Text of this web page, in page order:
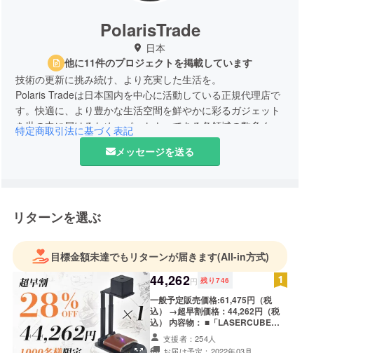
PolarisTrade
日本
他に11件のプロジェクトを掲載しています
技術の更新に挑み続け、より充実した生活を。
Polaris Tradeは日本国内を中心に活動している正規代理店で
す。快適に、より豊かな生活空間を鮮やかに彩るガジェット
を世の中に届けるため、パートナーである各領域の数多くの
専門家、メーカーと連携して新商品の開発や輸出入事業の展
特定商取引法に基づく表記
メッセージを送る
リターンを選ぶ
目標金額未達でもリターンが届きます(All-in方式)
44,262円 残り 746
一般予定販売価格:61,475円（税
込） →超早割価格：44,262円（税
込） 内容物： ■「LASERCUBE
100」本体×1点 ■折り畳み式スタン
ド×1点 ■USB（Type-C）ケーブル
支援者：254人